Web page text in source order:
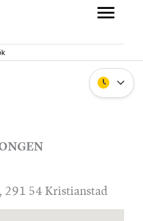
Stäng
291 54 Kristianstad